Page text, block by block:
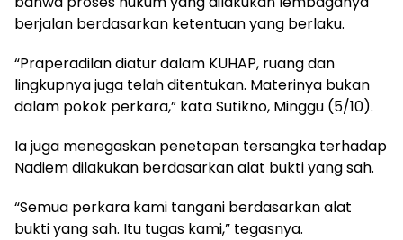
berjalan berdasarkan ketentuan yang berlaku.
“Praperadilan diatur dalam KUHAP, ruang dan
lingkupnya juga telah ditentukan. Materinya bukan
dalam pokok perkara,” kata Sutikno, Minggu (5/10).
Ia juga menegaskan penetapan tersangka terhadap
Nadiem dilakukan berdasarkan alat bukti yang sah.
“Semua perkara kami tangani berdasarkan alat
bukti yang sah. Itu tugas kami,” tegasnya.